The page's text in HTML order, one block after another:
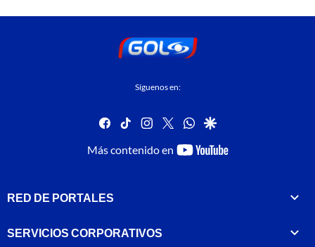
Síguenos en:
facebook
tiktok instagram
twitterwhatsapp
google
Más contenido en
youtube-
RED DE PORTALES
SERVICIOS CORPORATIVOS